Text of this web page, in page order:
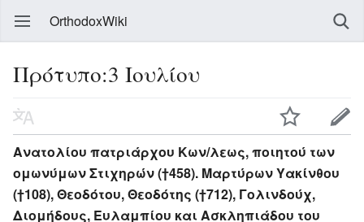
OrthodoxWiki
Πρότυπο:3 Ιουλίου
Ανατολίου πατριάρχου Κων/λεως, ποιητού των
ομωνύμων Στιχηρών (†458). Μαρτύρων Υακίνθου
(†108), Θεοδότου, Θεοδότης (†712), Γολινδούχ,
Διομήδους, Ευλαμπίου και Ασκληπιάδου του